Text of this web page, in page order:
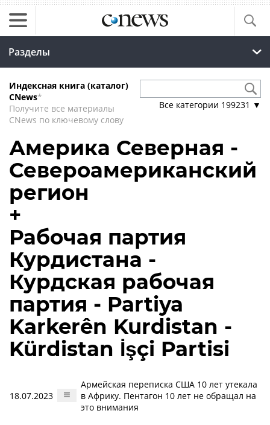
Разделы
Индексная книга (каталог)
CNews*
Получите все материалы
CNews по ключевому слову
Все категории 199231 ▼
Америка Северная -
Североамериканский
регион
+
Рабочая партия
Курдистана -
Курдская рабочая
партия - Partiya
Karkerên Kurdistan -
Kürdistan İşçi Partisi
18.07.2023
Армейская переписка США 10 лет утекала
в Африку. Пентагон 10 лет не обращал на
это внимания